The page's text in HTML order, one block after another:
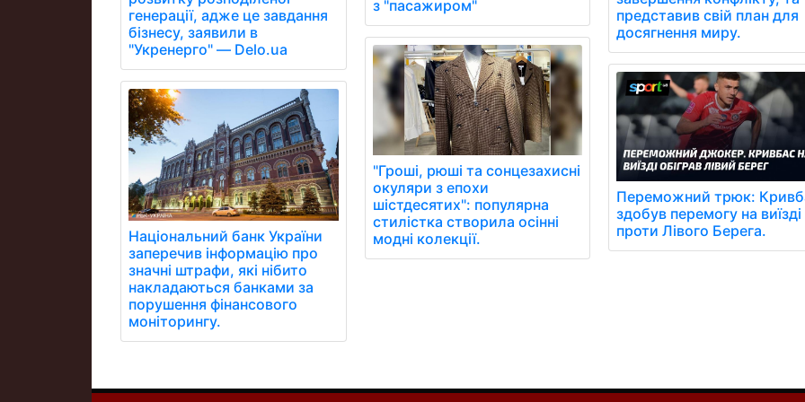
генерації, адже це завдання
бізнесу, заявили в
"Укренерго" — Delo.ua
Національний банк України
заперечив інформацію про
значні штрафи, які нібито
накладаються банками за
порушення фінансового
моніторингу.
з "пасажиром"
"Гроші, рюші та сонцезахисні
окуляри з епохи
шістдесятих": популярна
стилістка створила осінні
модні колекції.
представив свій план для
досягнення миру.
Переможний трюк:
здобув перемогу на виїзді
проти Лівого Берега.